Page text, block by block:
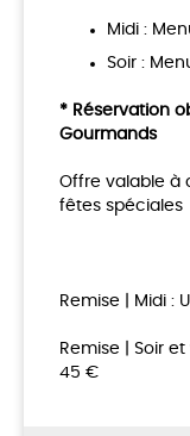
Midi :
Soir :
* Réservation
Gourmands
Offre valable à
fêtes spéciales
Remise | Midi :
Remise | Soir
45 €